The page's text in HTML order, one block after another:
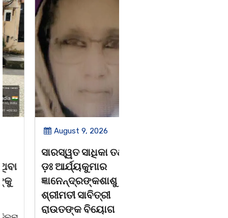
August 9, 2026
ସାରସ୍ୱତ ସାଧିକା ତଥା
ଡ଼ଃ ଆର୍ଯ୍ୟକୁମାର
ଜ୍ଞାନେନ୍ଦ୍ରଙ୍କଶାଶୁ
ଶ୍ରୀମତୀ ସାବିତ୍ରୀ
ରାଉତଙ୍କ ବିୟୋଗ